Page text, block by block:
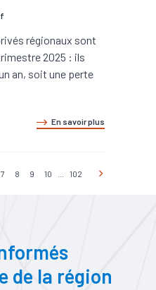
régionaux sont
2025 : ils
an, soit une perte
En savoir plus
7 8 9 10 102
de la région